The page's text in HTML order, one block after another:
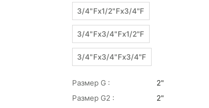
3/4"Fx1/2"Fx3/4"F
3/4"Fx3/4"Fx1/2"F
3/4"Fx3/4"Fx3/4"F
Размер G :
2"
Размер G2 :
2"